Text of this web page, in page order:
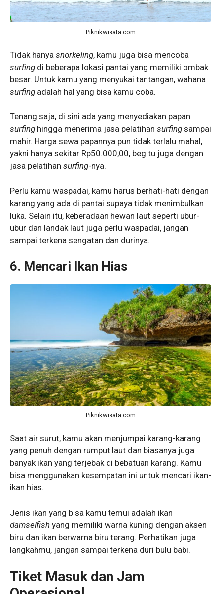
Piknikwisata.com
Tidak hanya snorkeling, kamu juga bisa mencoba
surfing di beberapa lokasi pantai yang memiliki ombak
besar. Untuk kamu yang menyukai tantangan, wahana
surfing adalah hal yang bisa kamu coba.
Tenang saja, di sini ada yang menyediakan papan
surfing hingga menerima jasa pelatihan surfing sampai
mahir. Harga sewa papannya pun tidak terlalu mahal,
yakni hanya sekitar Rp50.000,00, begitu juga dengan
jasa pelatihan surfing-nya.
Perlu kamu waspadai, kamu harus berhati-hati dengan
karang yang ada di pantai supaya tidak menimbulkan
luka. Selain itu, keberadaan hewan laut seperti ubur-
ubur dan landak laut juga perlu waspadai, jangan
sampai terkena sengatan dan durinya.
6. Mencari Ikan Hias
Piknikwisata.com
Saat air surut, kamu akan menjumpai karang-karang
yang penuh dengan rumput laut dan biasanya juga
banyak ikan yang terjebak di bebatuan karang. Kamu
bisa menggunakan kesempatan ini untuk mencari ikan-
ikan hias.
Jenis ikan yang bisa kamu temui adalah ikan
damselfish yang memiliki warna kuning dengan aksen
biru dan ikan berwarna biru terang. Perhatikan juga
langkahmu, jangan sampai terkena duri bulu babi.
Tiket Masuk dan Jam